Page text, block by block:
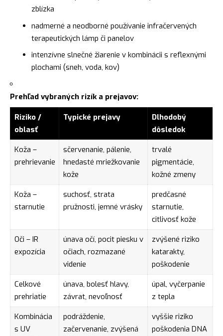
zblízka
nadmerné a neodborné používanie infračervených
terapeutických lámp či panelov
intenzívne slnečné žiarenie v kombinácii s reflexnými
plochami (sneh, voda, kov)
Prehľad vybraných rizík a prejavov:
Riziko /
oblasť
Typické prejavy
Dlhodobý
dôsledok
Koža –
prehrievanie
sčervenanie, pálenie,
hnedasté mriežkovanie
kože
trvalé
pigmentácie,
kožné zmeny
Koža –
starnutie
suchosť, strata
pružnosti, jemné vrásky
predčasné
starnutie,
citlivosť kože
Oči – IR
expozícia
únava očí, pocit piesku v
očiach, rozmazané
videnie
zvýšené riziko
katarakty,
poškodenie
Celkové
prehriatie
únava, bolesť hlavy,
závrat, nevoľnosť
úpal, vyčerpanie
z tepla
Kombinácia
s UV
podráždenie,
začervenanie, zvýšená
vyššie riziko
poškodenia DNA